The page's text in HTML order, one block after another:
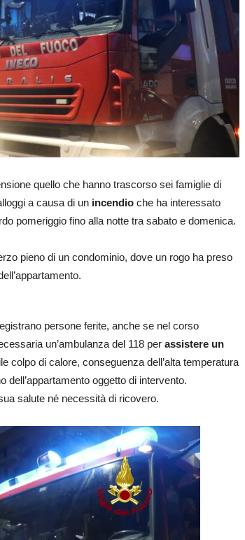
quello che hanno trascorso sei famiglie di
a causa di un incendio che ha interessato
pomeriggio fino alla notte tra sabato e domenica.
pieno di un condominio, dove un rogo ha preso
persone ferite, anche se nel corso
un’ambulanza del 118 per assistere un
colpo di calore, conseguenza dell’alta temperatura
dell’appartamento oggetto di intervento.
salute né necessità di ricovero.